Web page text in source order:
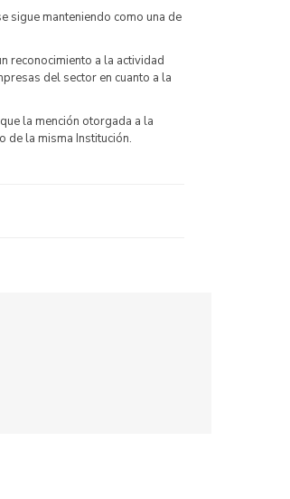
sigue manteniendo como una de
reconocimiento a la actividad
del sector en cuanto a la
la mención otorgada a la
de la misma Institución.